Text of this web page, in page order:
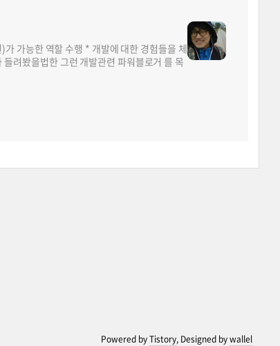
가능한 역할 수행 * 개발에 대한 경험들을 체
려봤을법한 그런 개발관련 파워블로거 를 목
Powered byTistory, Designed bywallel